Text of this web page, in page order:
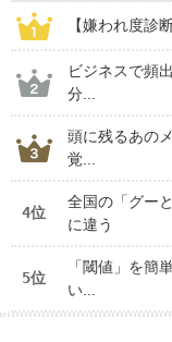
【嫌われ度診
ビジネスで頻
分...
頭に残るあの
覚...
4位
全国の「グー
に違う
5位
「閾値」を簡
い...